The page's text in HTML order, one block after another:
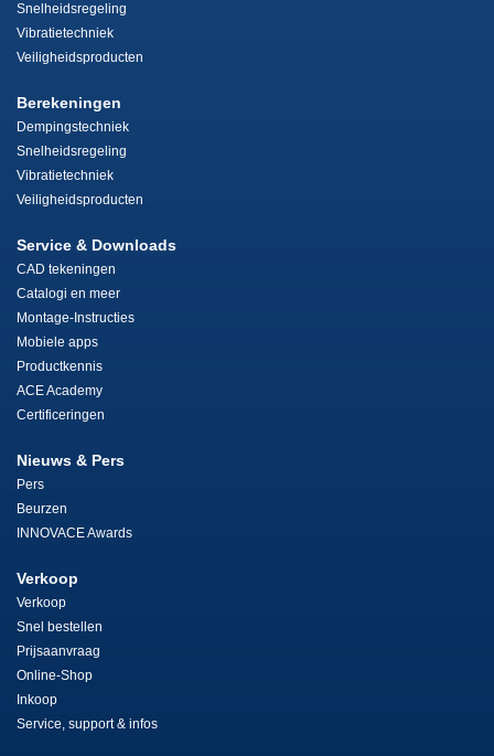
Snelheidsregeling
Vibratietechniek
Veiligheidsproducten
Berekeningen
Dempingstechniek
Snelheidsregeling
Vibratietechniek
Veiligheidsproducten
Service & Downloads
CAD tekeningen
Catalogi en meer
Montage-Instructies
Mobiele apps
Productkennis
ACE Academy
Certificeringen
Nieuws & Pers
Pers
Beurzen
INNOVACE Awards
Verkoop
Verkoop
Snel bestellen
Prijsaanvraag
Online-Shop
Inkoop
Service, support & infos